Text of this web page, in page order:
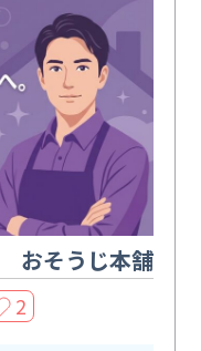
おそうじ本舗
2